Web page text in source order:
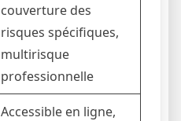
couverture des
risques spécifiques,
multirisque
professionnelle
Accessible en ligne,